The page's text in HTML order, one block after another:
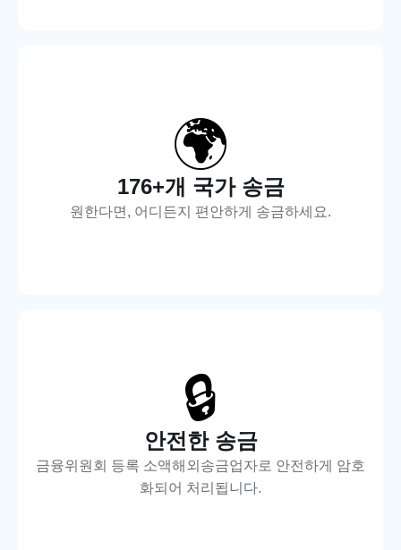
🌍
176+개 국가 송금
원한다면, 어디든지 편안하게 송금하세요.
🔒
안전한 송금
금융위원회 등록 소액해외송금업자로 안전하게 암호
화되어 처리됩니다.